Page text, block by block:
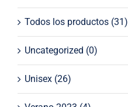
Todos los productos (31)
Uncategorized (0)
Unisex (26)